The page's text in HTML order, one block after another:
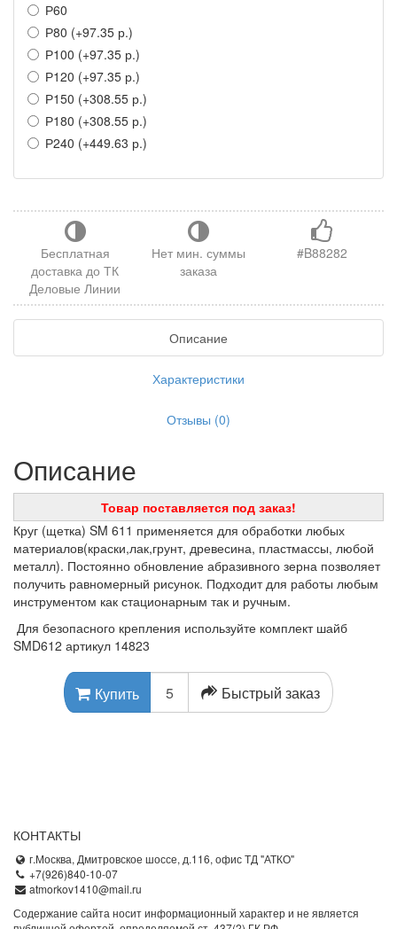
Р60
Р80 (+97.35 р.)
Р100 (+97.35 р.)
Р120 (+97.35 р.)
Р150 (+308.55 р.)
Р180 (+308.55 р.)
Р240 (+449.63 р.)
Бесплатная
доставка до ТК
Деловые Линии
Нет мин. суммы
заказа
#B88282
Описание
Характеристики
Отзывы (0)
Описание
Товар поставляется под заказ!
Круг (щетка) SM 611 применяется для обработки любых
материалов(краски,лак,грунт, древесина, пластмассы, любой
металл). Постоянно обновление абразивного зерна позволяет
получить равномерный рисунок. Подходит для работы любым
инструментом как стационарным так и ручным.
Для безопасного крепления используйте комплект шайб
SMD612 артикул 14823
Купить Быстрый заказ
КОНТАКТЫ
г.Москва, Дмитровское шоссе, д.116, офис ТД "АТКО"
+7(926)840-10-07
atmorkov1410@mail.ru
Содержание сайта носит информационный характер и не является